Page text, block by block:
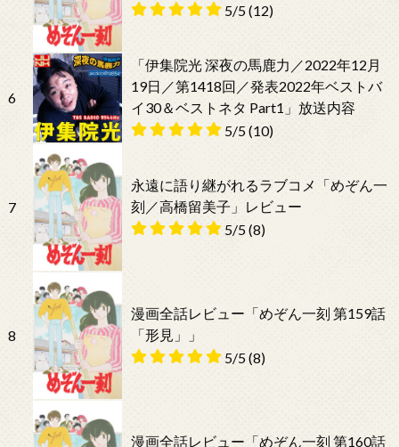
5/5(12)
6
「伊集院光 深夜の馬鹿力／2022年12月
19日／第1418回／発表2022年ベストバ
イ30＆ベストネタ Part1」放送内容
5/5(10)
7
永遠に語り継がれるラブコメ「めぞん一
刻／高橋留美子」レビュー
5/5(8)
8
漫画全話レビュー「めぞん一刻 第159話
「形見」」
5/5(8)
漫画全話レビュー「めぞん一刻 第160話